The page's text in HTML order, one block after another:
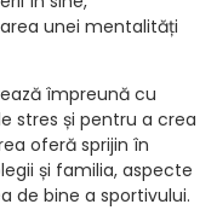
unei mentalități
împreună cu
stres și pentru a crea
oferă sprijin în
și familia, aspecte
de bine a sportivului.